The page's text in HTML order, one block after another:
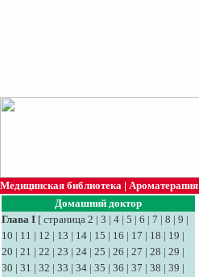
Медицинская библиотека | Ароматерапия
Домашний доктор
Глава I [ страница 2 | 3 | 4 | 5 | 6 | 7 | 8 | 9 |
10 | 11 | 12 | 13 | 14 | 15 | 16 | 17 | 18 | 19 |
20 | 21 | 22 | 23 | 24 | 25 | 26 | 27 | 28 | 29 |
30 | 31 | 32 | 33 | 34 | 35 | 36 | 37 | 38 | 39 |